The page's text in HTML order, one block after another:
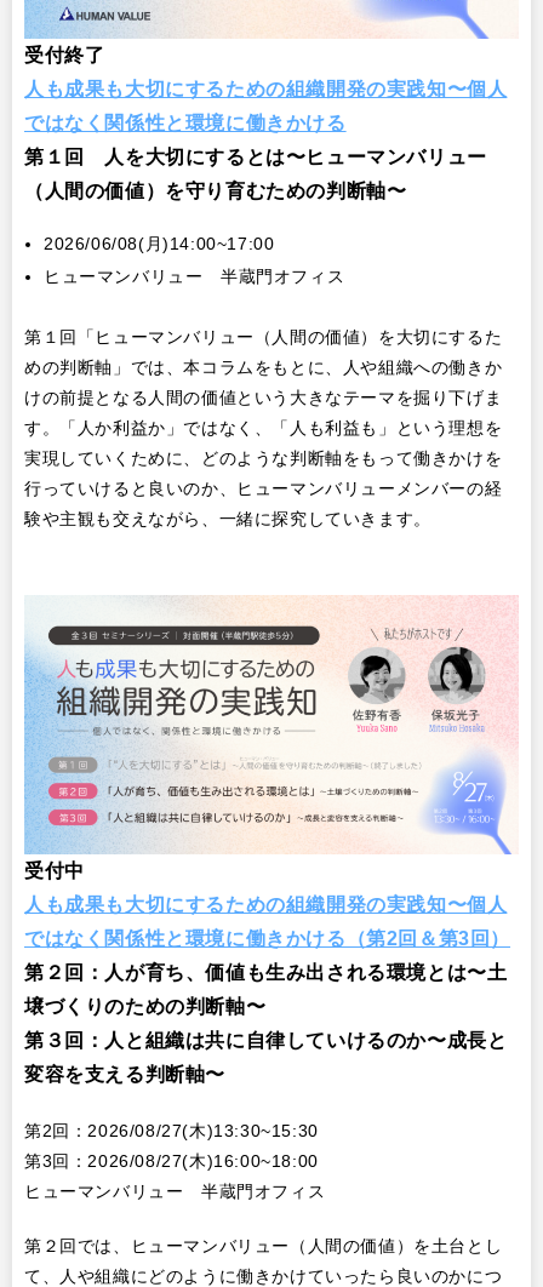
受付終了
人も成果も大切にするための組織開発の実践知〜個人
ではなく関係性と環境に働きかける
第１回 人を大切にするとは〜ヒューマンバリュー
（人間の価値）を守り育むための判断軸〜
2026/06/08(月)14:00~17:00
ヒューマンバリュー 半蔵門オフィス
第１回「ヒューマンバリュー（人間の価値）を大切にするた
めの判断軸」では、本コラムをもとに、人や組織への働きか
けの前提となる人間の価値という大きなテーマを掘り下げま
す。「人か利益か」ではなく、「人も利益も」という理想を
実現していくために、どのような判断軸をもって働きかけを
行っていけると良いのか、ヒューマンバリューメンバーの経
験や主観も交えながら、一緒に探究していきます。
受付中
人も成果も大切にするための組織開発の実践知〜個人
ではなく関係性と環境に働きかける（第2回＆第3回）
第２回：人が育ち、価値も生み出される環境とは〜土
壌づくりのための判断軸〜
第３回：人と組織は共に自律していけるのか〜成長と
変容を支える判断軸〜
第2回：2026/08/27(木)13:30~15:30
第3回：2026/08/27(木)16:00~18:00
ヒューマンバリュー 半蔵門オフィス
第２回では、ヒューマンバリュー（人間の価値）を土台とし
て、人や組織にどのように働きかけていったら良いのかにつ